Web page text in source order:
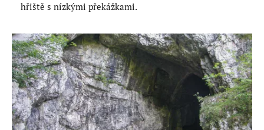
hřiště s nízkými překážkami.